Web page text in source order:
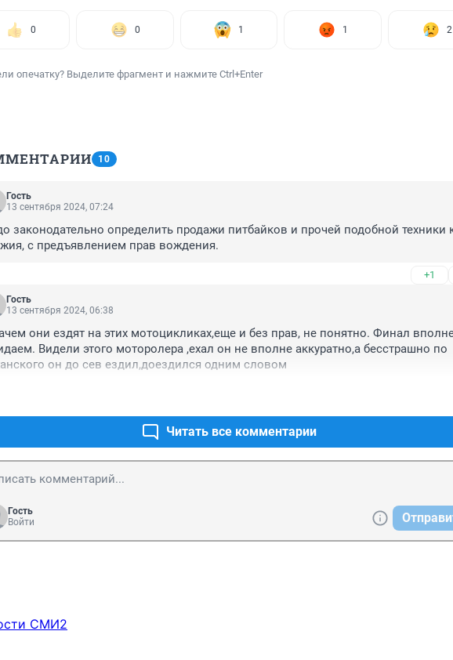
0 0 1 1 2
опечатку? Выделите фрагмент и нажмите Ctrl+Enter
10
Гость
13 сентября 2024, 07:24
законодательно определить продажи питбайков и прочей подобной техники
с предъявлением прав вождения.
+1
Гость
13 сентября 2024, 06:38
они ездят на этих мотоцикликах,еще и без прав, не понятно. Финал
Видели этого моторолера ,ехал он не вполне аккуратно,а бесстрашно по
он до сев ездил,доездился одним словом
Читать все комментарии
Гость
Войти
СМИ2